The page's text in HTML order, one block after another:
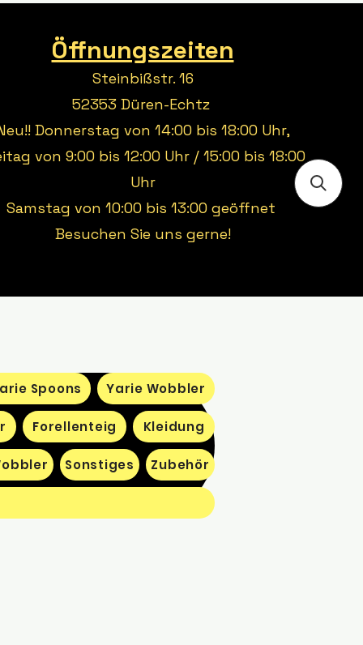
Öffnungszeiten
Steinbißstr. 16
52353 Düren-Echtz
Donnerstag von 14:00 bis 18:00 Uhr,
von 9:00 bis 12:00 Uhr / 15:00 bis 18:00
Uhr
Samstag von 10:00 bis 13:00 geöffnet
Besuchen Sie uns gerne!
Spoons Yarie Wobbler
Forellenteig Kleidung
Sonstiges Zubehör